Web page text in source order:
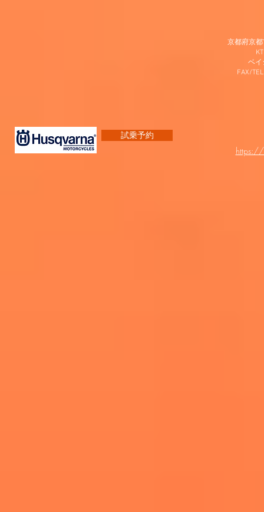
京都府京
ベイ
FAX/
試乗予約
https://